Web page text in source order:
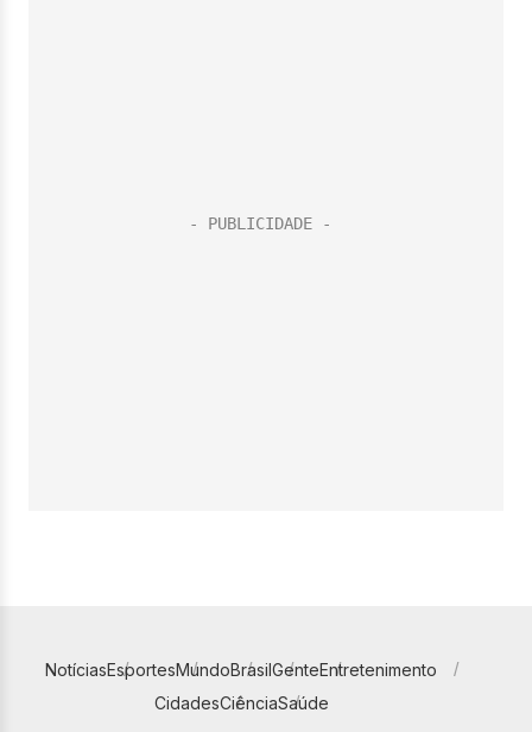
NotíciasEsportesMundoBrasilGenteEntretenimento
CidadesCiênciaSaúde